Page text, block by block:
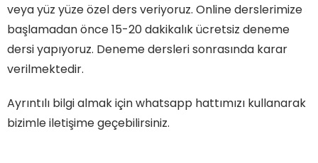
veya yüz yüze özel ders veriyoruz. Online derslerimize
başlamadan önce 15-20 dakikalık ücretsiz deneme
dersi yapıyoruz. Deneme dersleri sonrasında karar
verilmektedir.
Ayrıntılı bilgi almak için whatsapp hattımızı kullanarak
bizimle iletişime geçebilirsiniz.